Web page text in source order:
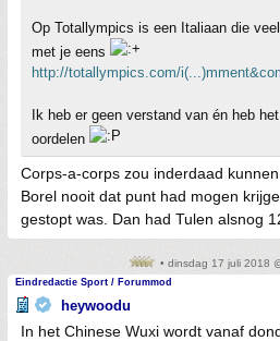
Op Totallympics is een Italiaan die
met je eens
http://totallympics.com/
Ik heb er geen verstand van én heb
oordelen
Corps-a-corps zou inderdaad
Borel nooit dat punt had mogen
gestopt was. Dan had Tulen alsnog
• dinsdag 17 juli 2018
Eindredactie Sport / Forummod
heywoodu
In het Chinese Wuxi wordt vanaf